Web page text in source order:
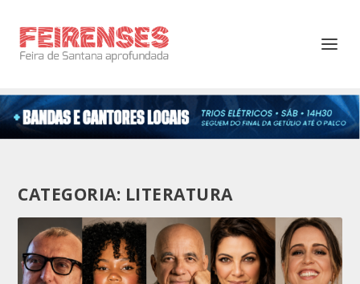
CATEGORIA: LITERATURA